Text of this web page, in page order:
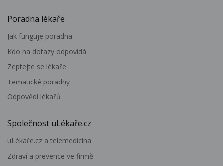
Poradna lékaře
Jak funguje poradna
Kdo na dotazy odpovídá
Zeptejte se lékaře
Tematické poradny
Odpovědi lékařů
Společnost uLékaře.cz
uLékaře.cz a telemedicína
Zdraví a prevence ve firmě